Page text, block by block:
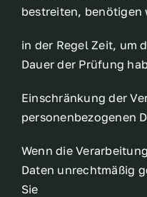
bestreiten, benötigen
in der Regel Zeit, um
Dauer der Prüfung
Einschränkung der
personenbezogenen
Wenn die
Daten unrechtmäßig
Sie